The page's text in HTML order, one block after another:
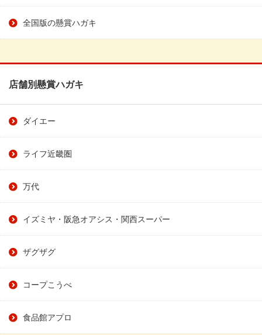
全国版の懸賞ハガキ
店舗別懸賞ハガキ
ダイエー
ライフ近畿圏
万代
イズミヤ・阪急オアシス・関西スーパー
ザグザグ
コープこうべ
食品館アプロ